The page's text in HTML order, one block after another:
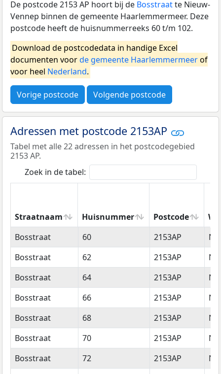
De postcode 2153 AP hoort bij de Bosstraatte Nieuw-
Vennep binnen de gemeente Haarlemmermeer. Deze
postcode heeft de huisnummerreeks 60 t/m 102.
Download de postcodedata in handige Excel
documenten voorde gemeente Haarlemmermeerof
voor heel Nederland.
Vorige postcode Volgende postcode
Adressen met postcode 2153AP
Tabel met alle 22 adressen in het postcodegebied
2153 AP.
Zoek in de tabel:
Straatnaam Huisnummer Postcode
Straatnaam
Huisnummer Postcode
Bosstraat 60 2153AP
Bosstraat
62 2153AP
Bosstraat
64 2153AP
Bosstraat
66 2153AP
Bosstraat
68 2153AP
Bosstraat
70 2153AP
Bosstraat
72 2153AP